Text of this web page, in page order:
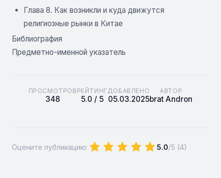
Глава 8. Как возникли и куда движутся
религиозные рынки в Китае
Библиография
Предметно-именной указатель
ПРОСМОТРОВ
348
РЕЙТИНГ
5.0 / 5
ДОБАВЛЕНО
05.03.2025
АВТОР
brat Andron
Оцените публикацию: 5.0/5 (4)